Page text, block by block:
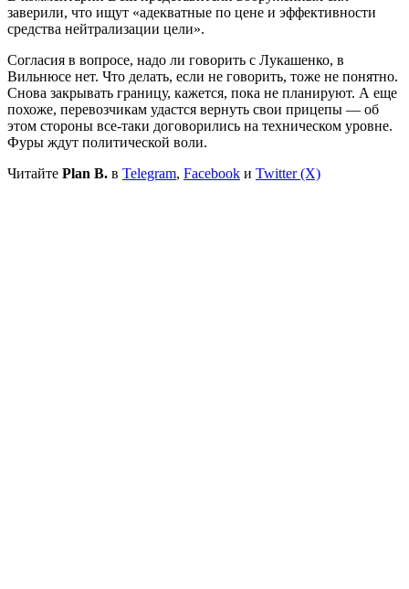
заверили, что ищут «адекватные по цене и эффективности
средства нейтрализации цели».
Согласия в вопросе, надо ли говорить с Лукашенко, в
Вильнюсе нет. Что делать, если не говорить, тоже не понятно.
Снова закрывать границу, кажется, пока не планируют. А еще
похоже, перевозчикам удастся вернуть свои прицепы — об
этом стороны все-таки договорились на техническом уровне.
Фуры ждут политической воли.
Читайте Plan B. в Telegram, Facebook и Twitter (X)